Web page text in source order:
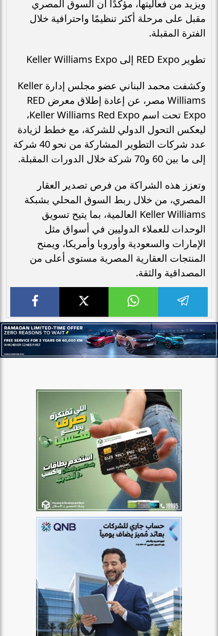
ويزيد من فعاليتها، مؤكدًا أن السوق المصري
مقبل على مرحلة أكثر تنظيمًا واحترافية خلال
الفترة المقبلة.
تطوير RED Expo إلى Keller Williams Expo
وكشفت محمد البناني عضو مجلس إدارة Keller
Williams مصر، عن إعادة إطلاق معرض RED
Expo تحت اسم Keller Williams Red Expo،
ليعكس التحول الدولي للشركة، مع خطط لزيادة
عدد شركات التطوير المشاركة من نحو 40 شركة
إلى ما بين 60 و70 شركة خلال الدورات المقبلة.
وتعزز هذه الشراكة من فرص تصدير العقار
المصري، من خلال ربط السوق المحلي بشبكة
Keller Williams العالمية، بما يتيح تسويق
الوحدات للعملاء الدوليين في أسواق مثل
الإمارات والسعودية وأوروبا وأمريكا، ويمنح
المنتجات العقارية المصرية مستوى أعلى من
المصداقية والثقة.